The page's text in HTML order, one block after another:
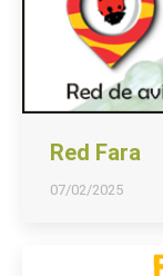
Red Fara
07/02/2025